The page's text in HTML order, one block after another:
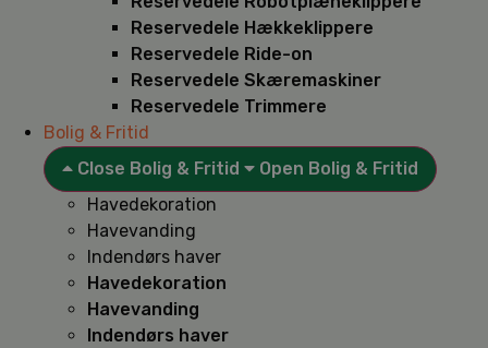
Reservedele Hækkeklippere
Reservedele Ride-on
Reservedele Skæremaskiner
Reservedele Trimmere
Bolig & Fritid
Close Bolig & Fritid
Open Bolig & Fritid
Havedekoration
Havevanding
Indendørs haver
Havedekoration
Havevanding
Indendørs haver